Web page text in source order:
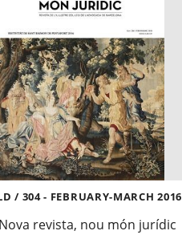
/ 304 - FEBRUARY-MARCH 2016
Nova revista, nou món jurídic